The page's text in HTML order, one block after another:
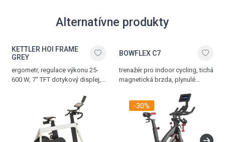
Alternatívne produkty
KETTLER HOI FRAME
GREY
ergometr, regulace výkonu 25-
600 W, 7“ TFT dotykový displej,
Bluetooth rozhraní pro populární
tréninkové aplikace, paměť
pro 4 osoby a 1 hosta, plně
nastavitelný, kombinované SPD
pedály, nosnost 130 kg,
BOWFLEX C7
trenažér pro indoor cycling, tichá
magnetická brzda, plynulé
bezpečnostní rychlobrzda, 7“
HD displej, Bluetooth rozhraní
pro populární tréninkové
aplikace JRNY (aplikace je na 2
měsíce zdarma), Zwift® nebo
-30%